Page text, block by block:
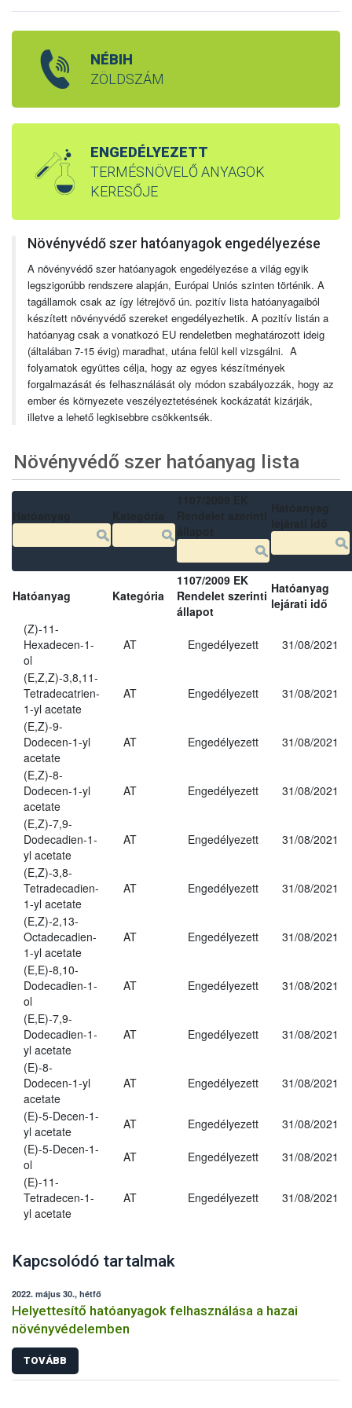
NÉBIH
ZÖLDSZÁM
ENGEDÉLYEZETT
TERMÉSNÖVELŐ ANYAGOK
KERESŐJE
Növényvédő szer hatóanyagok engedélyezése
A növényvédő szer hatóanyagok engedélyezése a világ egyik
legszigorúbb rendszere alapján, Európai Uniós szinten történik. A
tagállamok csak az így létrejövő ún. pozitív lista hatóanyagaiból
készített növényvédő szereket engedélyezhetik. A pozitív listán a
hatóanyag csak a vonatkozó EU rendeletben meghatározott ideig
(általában 7-15 évig) maradhat, utána felül kell vizsgálni. A
folyamatok együttes célja, hogy az egyes készítmények
forgalmazását és felhasználását oly módon szabályozzák, hogy az
ember és környezete veszélyeztetésének kockázatát kizárják,
illetve a lehető legkisebbre csökkentsék.
Növényvédő szer hatóanyag lista
Hatóanyag Kategória
1107/2009 EK
Rendelet szerinti
állapot
Hatóanyag
lejárati idő
(Z)-11-
Hexadecen-1-
ol
AT Engedélyezett 31/08/2021
(E,Z,Z)-3,8,11-
Tetradecatrien-
1-yl acetate
AT Engedélyezett 31/08/2021
(E,Z)-9-
Dodecen-1-yl
acetate
AT Engedélyezett 31/08/2021
(E,Z)-8-
Dodecen-1-yl
acetate
AT Engedélyezett 31/08/2021
(E,Z)-7,9-
Dodecadien-1-
yl acetate
AT Engedélyezett 31/08/2021
(E,Z)-3,8-
Tetradecadien-
1-yl acetate
AT Engedélyezett 31/08/2021
(E,Z)-2,13-
Octadecadien-
1-yl acetate
AT Engedélyezett 31/08/2021
(E,E)-8,10-
Dodecadien-1-
ol
AT Engedélyezett 31/08/2021
(E,E)-7,9-
Dodecadien-1-
yl acetate
AT Engedélyezett 31/08/2021
(E)-8-
Dodecen-1-yl
acetate
AT Engedélyezett 31/08/2021
(E)-5-Decen-1-
yl acetate
AT Engedélyezett
31/08/2021
(E)-5-Decen-1-
ol
AT Engedélyezett
31/08/2021
(E)-11-
Tetradecen-1-
yl acetate
AT Engedélyezett 31/08/2021
Kapcsolódó tartalmak
2022. május 30., hétfő
Helyettesítő hatóanyagok felhasználása a hazai
növényvédelemben
TOVÁBB